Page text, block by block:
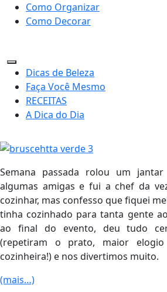
Como Organizar
Como Decorar
Dicas de Beleza
Faça Você Mesmo
RECEITAS
A Dica do Dia
Semana passada rolou um
algumas amigas e fui a chef da
cozinhar, mas confesso que fiquei
tinha cozinhado para tanta gente
ao final do evento, deu tudo
(repetiram o prato, maior
cozinheira!) e nos divertimos muito.
(mais…)